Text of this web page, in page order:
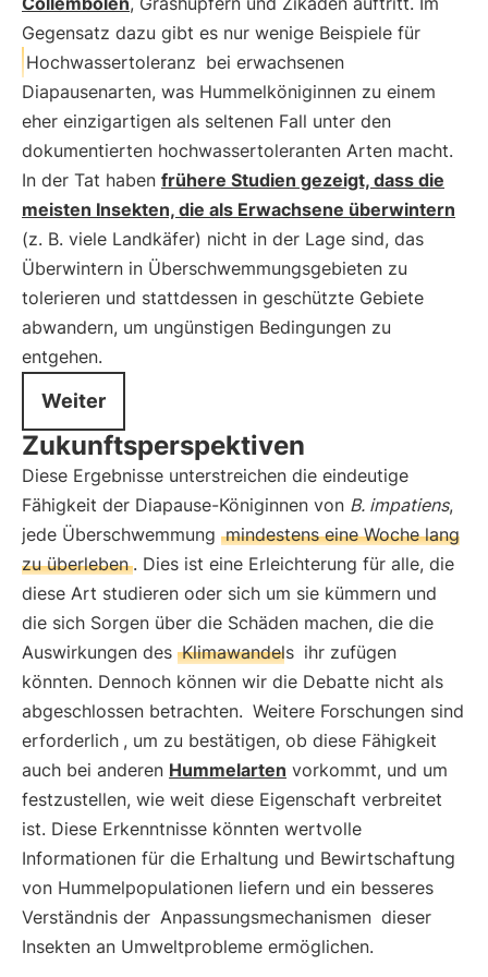
Gegensatz dazu gibt es nur wenige Beispiele für
Hochwassertoleranz bei erwachsenen
Diapausenarten, was Hummelköniginnen zu einem
eher einzigartigen als seltenen Fall unter den
dokumentierten hochwassertoleranten Arten macht.
In der Tat haben frühere Studien gezeigt, dass die
meisten Insekten, die als Erwachsene überwintern
(z. B. viele Landkäfer) nicht in der Lage sind, das
Überwintern in Überschwemmungsgebieten zu
tolerieren und stattdessen in geschützte Gebiete
abwandern, um ungünstigen Bedingungen zu
entgehen.
Weiter
Zukunftsperspektiven
Diese Ergebnisse unterstreichen die eindeutige
Fähigkeit der Diapause-Königinnen von B. impatiens,
jede Überschwemmung mindestens eine Woche lang
zu überleben . Dies ist eine Erleichterung für alle, die
diese Art studieren oder sich um sie kümmern und
die sich Sorgen über die Schäden machen, die die
Auswirkungen des Klimawandels ihr zufügen
könnten. Dennoch können wir die Debatte nicht als
abgeschlossen betrachten. Weitere Forschungen sind
erforderlich , um zu bestätigen, ob diese Fähigkeit
auch bei anderen Hummelarten vorkommt, und um
festzustellen, wie weit diese Eigenschaft verbreitet
ist. Diese Erkenntnisse könnten wertvolle
Informationen für die Erhaltung und Bewirtschaftung
von Hummelpopulationen liefern und ein besseres
Verständnis der Anpassungsmechanismen dieser
Insekten an Umweltprobleme ermöglichen.